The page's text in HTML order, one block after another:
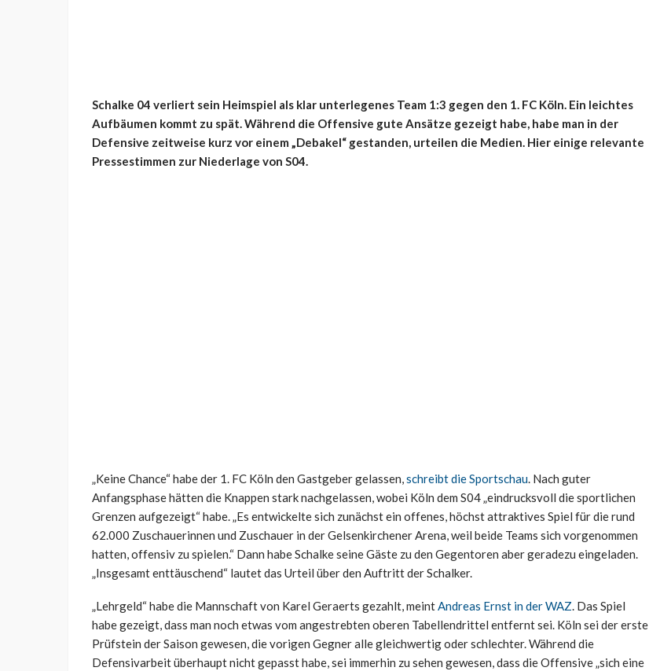
Schalke 04 verliert sein Heimspiel als klar unterlegenes Team 1:3 gegen den 1. FC Köln. Ein leichtes
Aufbäumen kommt zu spät. Während die Offensive gute Ansätze gezeigt habe, habe man in der
Defensive zeitweise kurz vor einem „Debakel“ gestanden, urteilen die Medien. Hier einige relevante
Pressestimmen zur Niederlage von S04.
„Keine Chance“ habe der 1. FC Köln den Gastgeber gelassen,schreibt die Sportschau. Nach guter
Anfangsphase hätten die Knappen stark nachgelassen, wobei Köln dem S04 „eindrucksvoll die sportlichen
Grenzen aufgezeigt“ habe. „Es entwickelte sich zunächst ein offenes, höchst attraktives Spiel für die rund
62.000 Zuschauerinnen und Zuschauer in der Gelsenkirchener Arena, weil beide Teams sich vorgenommen
hatten, offensiv zu spielen.“ Dann habe Schalke seine Gäste zu den Gegentoren aber geradezu eingeladen.
„Insgesamt enttäuschend“ lautet das Urteil über den Auftritt der Schalker.
„Lehrgeld“ habe die Mannschaft von Karel Geraerts gezahlt, meintAndreas Ernst in der WAZ. Das Spiel
habe gezeigt, dass man noch etwas vom angestrebten oberen Tabellendrittel entfernt sei. Köln sei der erste
Prüfstein der Saison gewesen, die vorigen Gegner alle gleichwertig oder schlechter. Während die
Defensivarbeit überhaupt nicht gepasst habe, sei immerhin zu sehen gewesen, dass die Offensive „sich eine